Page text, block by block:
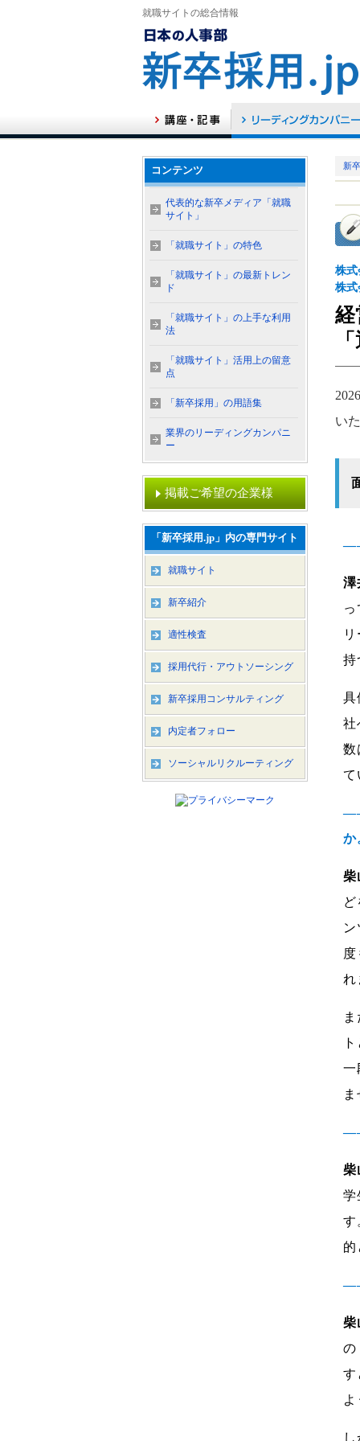
就職サイトの総合情報
新
株
株
経
いた
澤
持
具
社
数
て
か
柴
れ
一
ま
柴
学
す
的
柴
の
す
よ
コンテンツ
代表的な新卒メディア「就職
サイト」
「就職サイト」の特色
「就職サイト」の最新トレン
ド
「就職サイト」の上手な利用
法
「就職サイト」活用上の留意
点
「新卒採用」の用語集
業界のリーディングカンパニ
ー
掲載ご希望の企業様
「新卒採用.jp」内の専門サイト
就職サイト
新卒紹介
適性検査
採用代行・アウトソーシング
新卒採用コンサルティング
内定者フォロー
ソーシャルリクルーティング